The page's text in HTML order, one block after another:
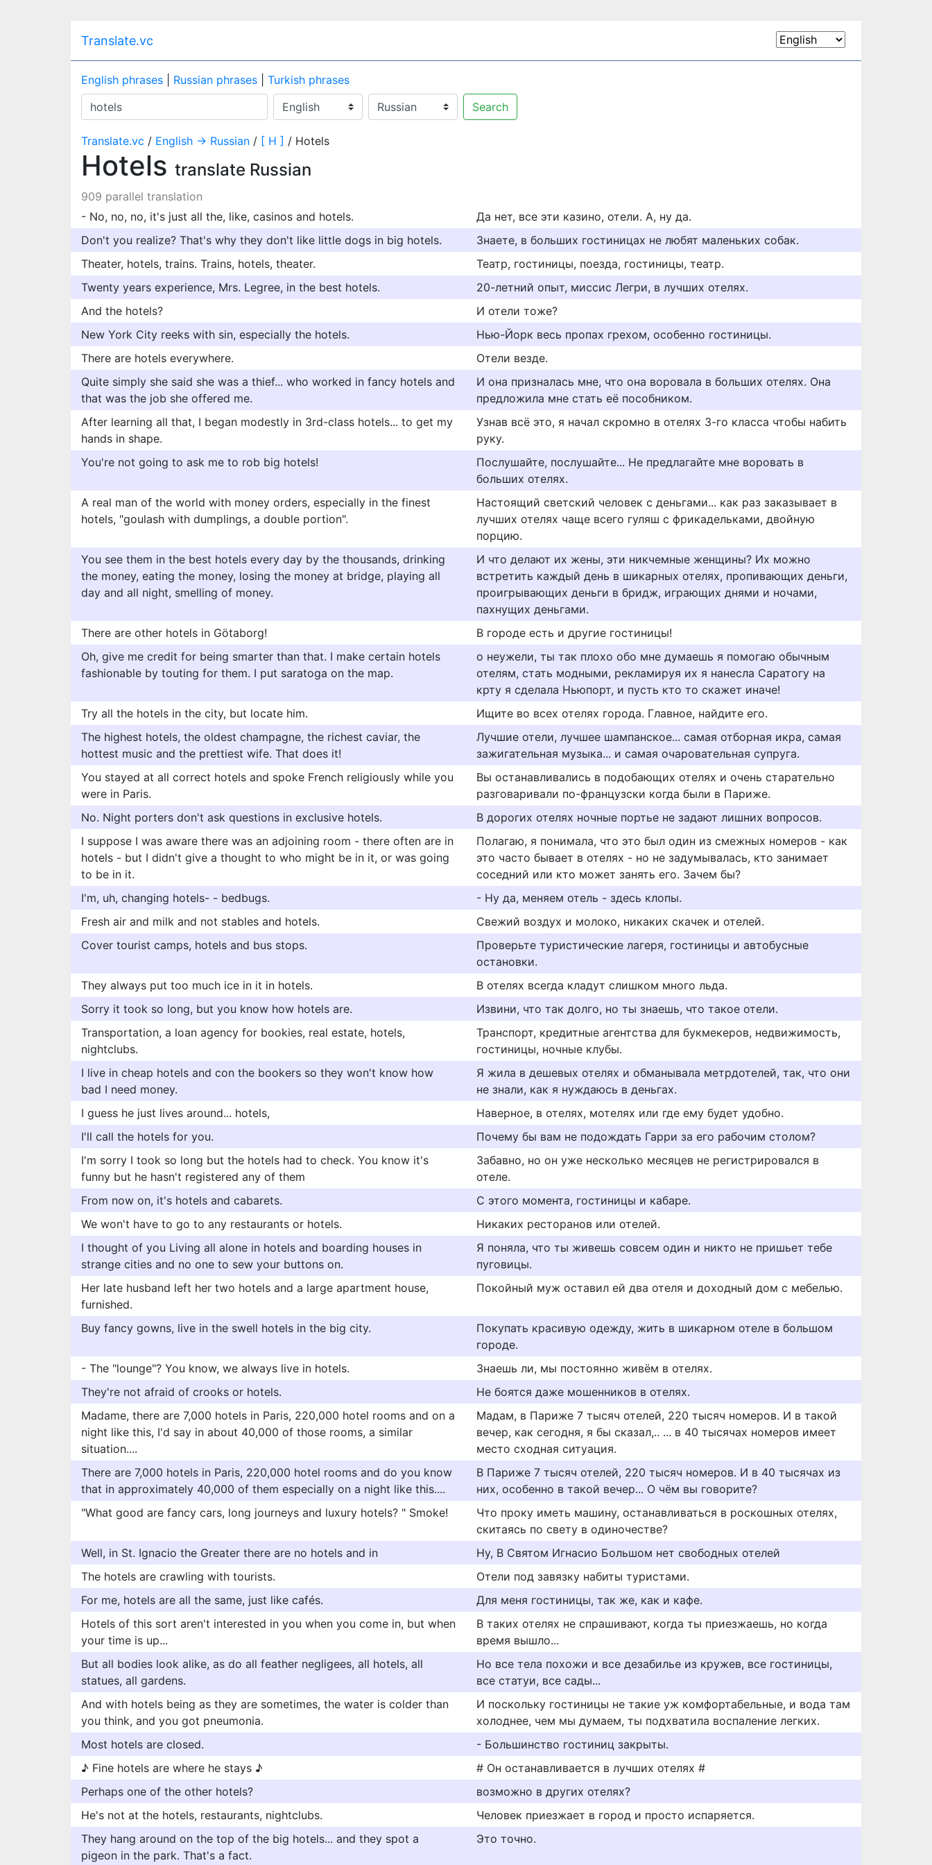
Translate.vc
English phrases Russian phrases
Turkish phrases
Search
Translate.vc / English → Russian / [ H ] / Hotels
Hotels translate Russian
909 parallel translation
- No, no, no, it's just all the, like, casinos and hotels.
Да нет, все эти казино, отели. А, ну да.
Don't you realize? That's why they don't like little dogs in big hotels.
Знаете, в больших гостиницах не любят маленьких собак.
Theater, hotels, trains. Trains, hotels, theater.
Театр, гостиницы, поезда, гостиницы, театр.
Twenty years experience, Mrs. Legree, in the best hotels.
20-летний опыт, миссис Легри, в лучших отелях.
And the hotels?
И отели тоже?
New York City reeks with sin, especially the hotels.
Нью-Йорк веcь пропах грехом, особенно гостиницы.
There are hotels everywhere.
Отели везде.
Quite simply she said she was a thief... who worked in fancy hotels and
that was the job she offered me.
И она призналась мне, что она воровала в больших отелях. Она
предложила мне стать её пособником.
After learning all that, I began modestly in 3rd-class hotels... to get my
hands in shape.
Узнав всё это, я начал скромно в отелях 3-го класса чтобы набить
руку.
You're not going to ask me to rob big hotels!
Послушайте, послушайте... Не предлагайте мне воровать в
больших отелях.
A real man of the world with money orders, especially in the finest
hotels, "goulash with dumplings, a double portion".
Настоящий светский человек с деньгами... как раз заказывает в
лучших отелях чаще всего гуляш с фрикадельками, двойную
порцию.
You see them in the best hotels every day by the thousands, drinking
the money, eating the money, losing the money at bridge, playing all
day and all night, smelling of money.
И что делают их жены, эти никчемные женщины? Их можно
встретить каждый день в шикарных отелях, пропивающих деньги,
проигрывающих деньги в бридж, играющих днями и ночами,
пахнущих деньгами.
There are other hotels in Götaborg!
В городе есть и другие гостиницы!
Oh, give me credit for being smarter than that. I make certain hotels
fashionable by touting for them. I put saratoga on the map.
о неужели, ты так плохо обо мне думаешь я помогаю обычным
отелям, стать модными, рекламируя их я нанесла Саратогу на
крту я сделала Ньюпорт, и пусть кто то скажет иначе!
Try all the hotels in the city, but locate him.
Ищите во всех отелях города. Главное, найдите его.
The highest hotels, the oldest champagne, the richest caviar, the
hottest music and the prettiest wife. That does it!
Лучшие отели, лучшее шампанское... самая отборная икра, самая
зажигательная музыка... и самая очаровательная супруга.
You stayed at all correct hotels and spoke French religiously while you
were in Paris.
Вы останавливались в подобающих отелях и очень старательно
разговаривали по-французски когда были в Париже.
No. Night porters don't ask questions in exclusive hotels.
В дорогих отелях ночные портье не задают лишних вопросов.
I suppose I was aware there was an adjoining room - there often are in
hotels - but I didn't give a thought to who might be in it, or was going
to be in it.
Полагаю, я понимала, что это был один из смежных номеров - как
это часто бывает в отелях - но не задумывалась, кто занимает
соседний или кто может занять его. Зачем бы?
I'm, uh, changing hotels- - bedbugs.
- Ну да, меняем отель - здесь клопы.
Fresh air and milk and not stables and hotels.
Свежий воздух и молоко, никаких скачек и отелей.
Cover tourist camps, hotels and bus stops.
Проверьте туристические лагеря, гостиницы и автобусные
остановки.
They always put too much ice in it in hotels.
В отелях всегда кладут слишком много льда.
Sorry it took so long, but you know how hotels are.
Извини, что так долго, но ты знаешь, что такое отели.
Transportation, a loan agency for bookies, real estate, hotels,
nightclubs.
Транспорт, кредитные агентства для букмекеров, недвижимость,
гостиницы, ночные клубы.
I live in cheap hotels and con the bookers so they won't know how
bad I need money.
Я жила в дешевых отелях и обманывала метрдотелей, так, что они
не знали, как я нуждаюсь в деньгах.
I guess he just lives around... hotels,
Наверное, в отелях, мотелях или где ему будет удобно.
I'll call the hotels for you.
Почему бы вам не подождать Гарри за его рабочим столом?
I'm sorry I took so long but the hotels had to check. You know it's
funny but he hasn't registered any of them
Забавно, но он уже несколько месяцев не регистрировался в
отеле.
From now on, it's hotels and cabarets.
С этого момента, гостиницы и кабаре.
We won't have to go to any restaurants or hotels.
Никаких ресторанов или отелей.
I thought of you Living all alone in hotels and boarding houses in
strange cities and no one to sew your buttons on.
Я поняла, что ты живешь совсем один и никто не пришьет тебе
пуговицы.
Her late husband left her two hotels and a large apartment house,
furnished.
Покойный муж оставил ей два отеля и доходный дом с мебелью.
Buy fancy gowns, live in the swell hotels in the big city.
Покупать красивую одежду, жить в шикарном отеле в большом
городе.
- The "lounge"? You know, we always live in hotels.
Знаешь ли, мы постоянно живём в отелях.
They're not afraid of crooks or hotels.
Не боятся даже мошенников в отелях.
Madame, there are 7,000 hotels in Paris, 220,000 hotel rooms and on a
night like this, I'd say in about 40,000 of those rooms, a similar
situation....
Мадам, в Париже 7 тысяч отелей, 220 тысяч номеров. И в такой
вечер, как сегодня, я бы сказал,.. ... в 40 тысячах номеров имеет
место сходная ситуация.
There are 7,000 hotels in Paris, 220,000 hotel rooms and do you know
that in approximately 40,000 of them especially on a night like this....
В Париже 7 тысяч отелей, 220 тысяч номеров. И в 40 тысячах из
них, особенно в такой вечер... О чём вы говорите?
"What good are fancy cars, long journeys and luxury hotels? " Smoke!
Что проку иметь машину, останавливаться в роскошных отелях,
скитаясь по свету в одиночестве?
Well, in St. Ignacio the Greater there are no hotels and in
Ну, В Святом Игнасио Большом нет свободных отелей
The hotels are crawling with tourists.
Отели под завязку набиты туристами.
For me, hotels are all the same, just like cafés.
Для меня гостиницы, так же, как и кафе.
Hotels of this sort aren't interested in you when you come in, but when
your time is up...
В таких отелях не спрашивают, когда ты приезжаешь, но когда
время вышло...
But all bodies look alike, as do all feather negligees, all hotels, all
statues, all gardens.
Но все тела похожи и все дезабилье из кружев, все гостиницы,
все статуи, все сады...
And with hotels being as they are sometimes, the water is colder than
you think, and you got pneumonia.
И поскольку гостиницы не такие уж комфортабельные, и вода там
холоднее, чем мы думаем, ты подхватила воспаление легких.
Most hotels are closed.
- Большинство гостиниц закрыты.
♪ Fine hotels are where he stays ♪
# Он останавливается в лучших отелях #
Perhaps one of the other hotels?
возможно в других отелях?
He's not at the hotels, restaurants, nightclubs.
Человек приезжает в город и просто испаряется.
They hang around on the top of the big hotels... and they spot a
pigeon in the park. That's a fact.
Это точно.